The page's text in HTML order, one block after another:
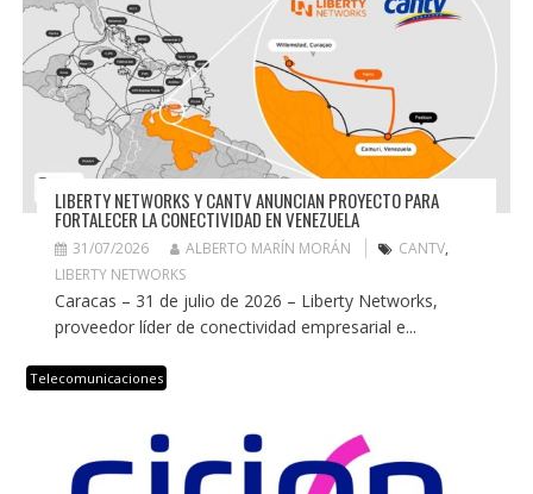
LIBERTY NETWORKS Y CANTV ANUNCIAN PROYECTO PARA
FORTALECER LA CONECTIVIDAD EN VENEZUELA
31/07/2026 ALBERTO MARÍN MORÁN CANTV,
LIBERTY NETWORKS
Caracas – 31 de julio de 2026 – Liberty Networks,
proveedor líder de conectividad empresarial e...
Telecomunicaciones